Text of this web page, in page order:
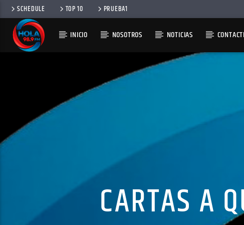
SCHEDULE TOP 10 PRUEBA1
INICIO NOSOTROS NOTICIAS
CARTAS A